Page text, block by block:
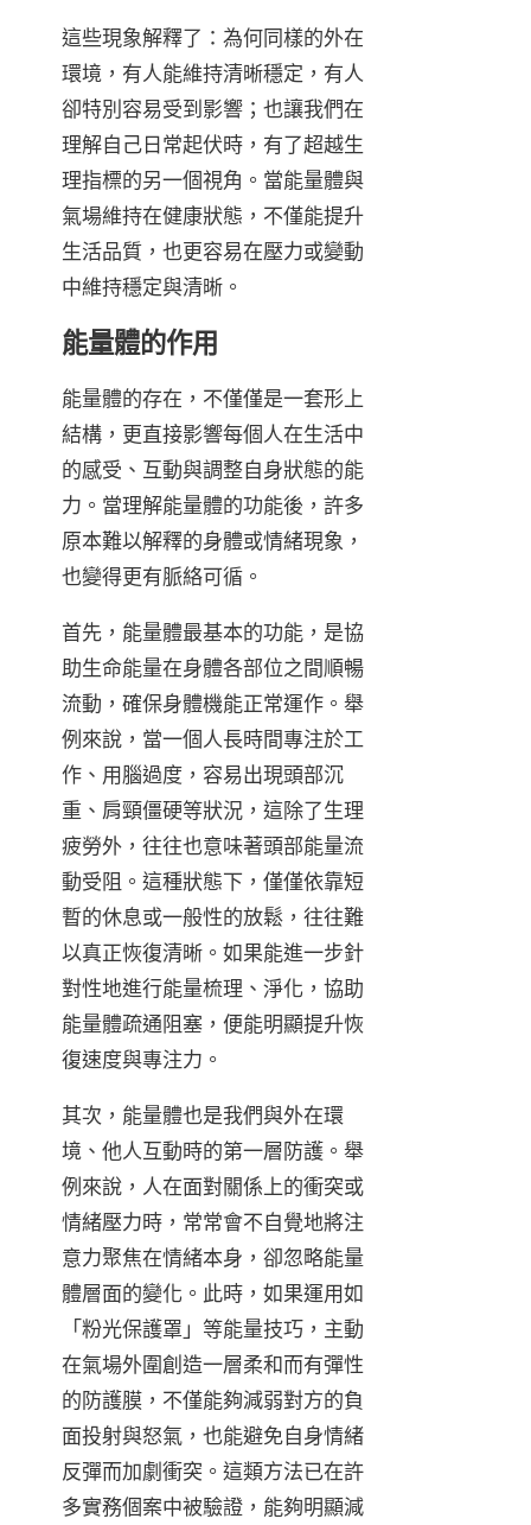
這些現象解釋了：為何同樣的外在
環境，有人能維持清晰穩定，有人
卻特別容易受到影響；也讓我們在
理解自己日常起伏時，有了超越生
理指標的另一個視角。當能量體與
氣場維持在健康狀態，不僅能提升
生活品質，也更容易在壓力或變動
中維持穩定與清晰。
能量體的作用
能量體的存在，不僅僅是一套形上
結構，更直接影響每個人在生活中
的感受、互動與調整自身狀態的能
力。當理解能量體的功能後，許多
原本難以解釋的身體或情緒現象，
也變得更有脈絡可循。
首先，能量體最基本的功能，是協
助生命能量在身體各部位之間順暢
流動，確保身體機能正常運作。舉
例來說，當一個人長時間專注於工
作、用腦過度，容易出現頭部沉
重、肩頸僵硬等狀況，這除了生理
疲勞外，往往也意味著頭部能量流
動受阻。這種狀態下，僅僅依靠短
暫的休息或一般性的放鬆，往往難
以真正恢復清晰。如果能進一步針
對性地進行能量梳理、淨化，協助
能量體疏通阻塞，便能明顯提升恢
復速度與專注力。
其次，能量體也是我們與外在環
境、他人互動時的第一層防護。舉
例來說，人在面對關係上的衝突或
情緒壓力時，常常會不自覺地將注
意力聚焦在情緒本身，卻忽略能量
體層面的變化。此時，如果運用如
「粉光保護罩」等能量技巧，主動
在氣場外圍創造一層柔和而有彈性
的防護膜，不僅能夠減弱對方的負
面投射與怒氣，也能避免自身情緒
反彈而加劇衝突。這類方法已在許
多實務個案中被驗證，能夠明顯減